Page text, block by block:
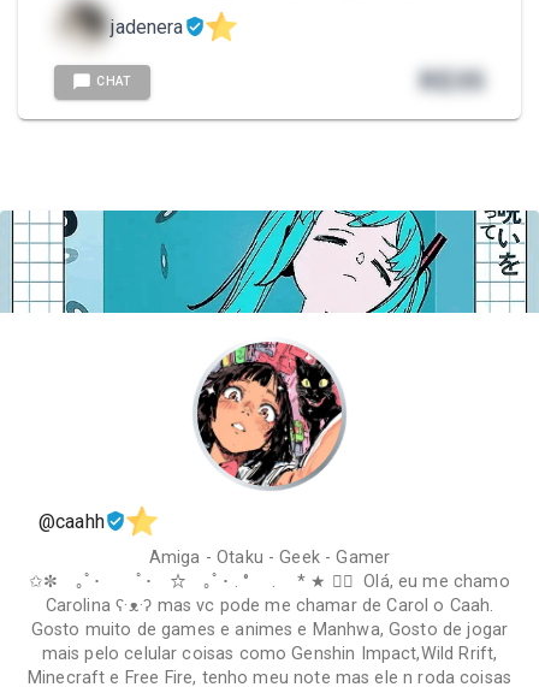
jadenera
CHAT R$35
@caahh
Amiga - Otaku - Geek - Gamer
✩✼ ｡ﾟ･ ﾟ･ ☆ ｡ﾟ･ . ° . * ★ ✩ೃ Olá, eu me chamo
Carolina ʕ⁠·⁠ᴥ⁠·⁠ʔ mas vc pode me chamar de Carol o Caah.
Gosto muito de games e animes e Manhwa, Gosto de jogar
mais pelo celular coisas como Genshin Impact,Wild Rrift,
Minecraft e Free Fire, tenho meu note mas ele n roda coisas